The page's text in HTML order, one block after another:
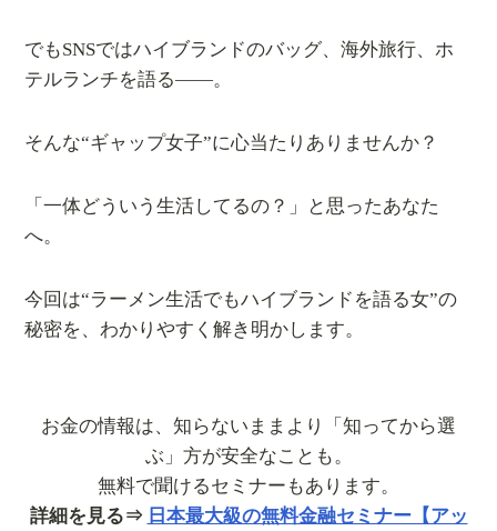
でもSNSではハイブランドのバッグ、海外旅行、ホ
テルランチを語る――。
そんな“ギャップ女子”に心当たりありませんか？
「一体どういう生活してるの？」と思ったあなた
へ。
今回は“ラーメン生活でもハイブランドを語る女”の
秘密を、わかりやすく解き明かします。
お金の情報は、知らないままより「知ってから選
ぶ」方が安全なことも。
無料で聞けるセミナーもあります。
詳細を見る⇒ 日本最大級の無料金融セミナー【アッ